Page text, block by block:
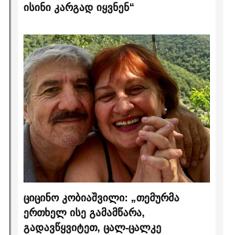
ისინი კარგად იყვნენ“
ციცინო კობიაშვილი: „თემურმა
ერთხელ ისე გამამწარა,
გადავწყვიტეთ, ცალ-ცალკე